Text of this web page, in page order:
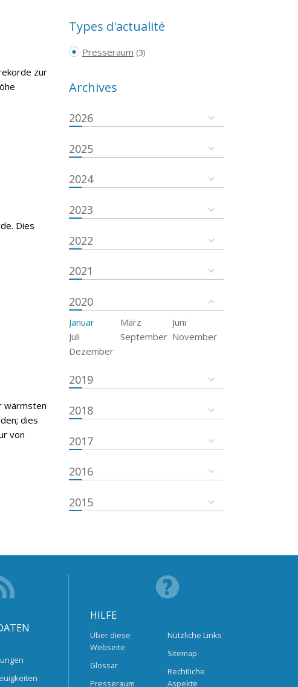
zur
Dies
wärmsten
dies
von
Types d'actualité
Presseraum (3)
Archives
2026
2025
2024
2023
2022
2021
2020
Januar März
Juni
Juli
September November
Dezember
2019
2018
2017
2016
2015
HILFE
Über diese
Webseite
Glossar
Presseraum
Nützliche Links
Sitemap
Rechtliche
Aspekte